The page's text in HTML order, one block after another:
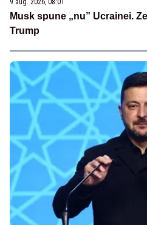
9 aug. 2026, 08:01
Musk spune „nu” Ucrainei.
Trump